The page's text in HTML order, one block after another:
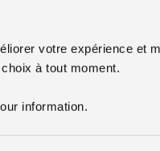
votre expérience et
à tout moment.
information.
peuvent limiter la